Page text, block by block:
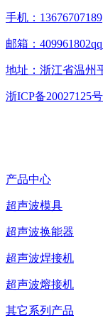
手机：13676707189
邮箱：
地址：浙江省温州
浙ICP备20027125
产品中心
超声波模具
超声波换能器
超声波焊接机
超声波熔接机
其它系列产品